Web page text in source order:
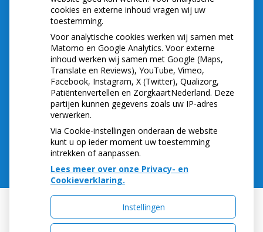
Let op: valse Infomedics-mails over
openstaande rekening
Tanden bleken? Laat het veilig doen!
Gezond tandvlees: de basis voor een gezonde
mond
Naar de tandarts in het buitenland? Wees op je
hoede!
(Mond)zorgkosten gemaakt in 2025? Check of
die aftrekbaar zijn
Uw Zorg Online|Beheer
cookies en externe inhoud vragen wij uw
toestemming.
Voor analytische cookies werken wij samen met
Matomo en Google Analytics. Voor externe
inhoud werken wij samen met Google (Maps,
Translate en Reviews), YouTube, Vimeo,
Facebook, Instagram, X (Twitter), Qualizorg,
Patiëntenvertellen en ZorgkaartNederland. Deze
partijen kunnen gegevens zoals uw IP-adres
verwerken.
Via Cookie-instellingen onderaan de website
kunt u op ieder moment uw toestemming
intrekken of aanpassen.
Lees meer over onze Privacy- en
Cookieverklaring.
Instellingen